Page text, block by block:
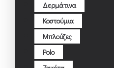
Δερμάτινα
Κοστούμια
Μπλούζες
Polo